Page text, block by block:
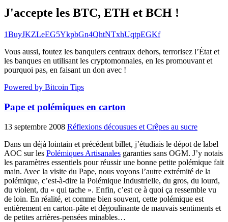
J'accepte les BTC, ETH et BCH !
1BuyJKZLeEG5YkpbGn4QhtNTxhUqtpEGKf
Vous aussi, foutez les banquiers centraux dehors, terrorisez l’État et
les banques en utilisant les cryptomonnaies, en les promouvant et
pourquoi pas, en faisant un don avec !
Powered by Bitcoin Tips
Pape et polémiques en carton
13 septembre 2008 Réflexions décousues et Crêpes au sucre
Dans un déjà lointain et précédent billet, j’étudiais le dépot de label
AOC sur les Polémiques Artisanales garanties sans OGM. J’y notais
les paramètres essentiels pour réussir une bonne petite polémique fait
main. Avec la visite du Pape, nous voyons l’autre extrémité de la
polémique, c’est-à-dire la Polémique Industrielle, du gros, du lourd,
du violent, du « qui tache ». Enfin, c’est ce à quoi ça ressemble vu
de loin. En réalité, et comme bien souvent, cette polémique est
entièrement en carton-pâte et dégoulinante de mauvais sentiments et
de petites arrières-pensées minables…